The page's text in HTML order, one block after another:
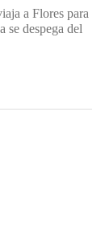
a Flores para
se despega del